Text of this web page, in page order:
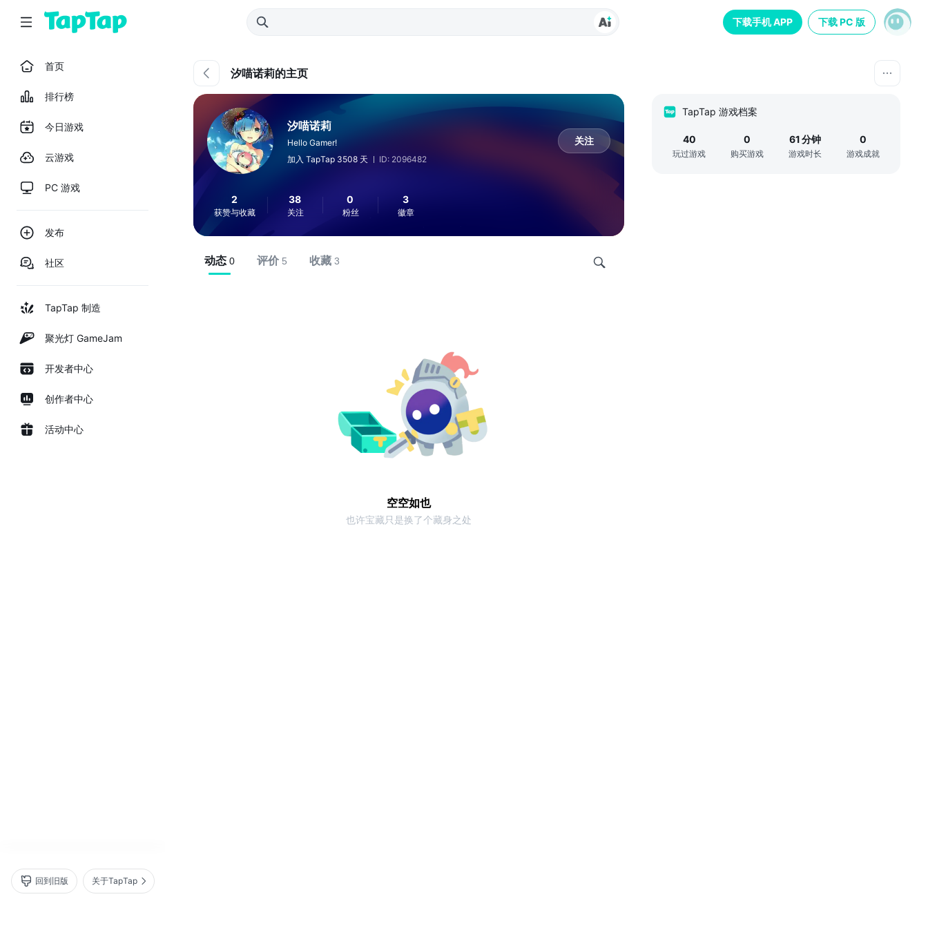
下载手机 APP 下载 PC 版
首页
排行榜
今日游戏
云游戏
PC 游戏
发布
社区
TapTap 制造
聚光灯 GameJam
开发者中心
创作者中心
活动中心
回到旧版 关于TapTap
汐喵诺莉的主页
汐喵诺莉
Hello Gamer!
加入 TapTap 3508 天
ID: 2096482
关注
2
获赞与收藏
38
关注
0
粉丝
3
徽章
动态 0 评价 5 收藏 3
空空如也
也许宝藏只是换了个藏身之处
TapTap 游戏档案
40
玩过游戏
0
购买游戏
61分钟
游戏时长
0
游戏成就